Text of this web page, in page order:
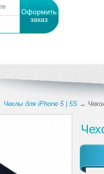
Оформить
заказ
Чехлы для iPhone 5 | 5S →